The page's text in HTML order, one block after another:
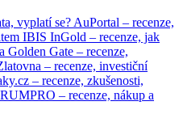
vyplatí se? AuPortal – recenze,
IBIS InGold – recenze, jak
Golden Gate – recenze,
– recenze, investiční
– recenze, zkušenosti,
– recenze, nákup a